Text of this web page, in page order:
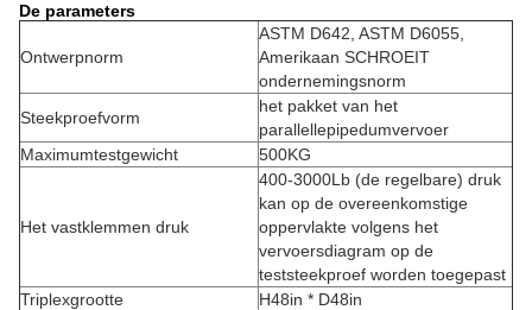
De parameters
Ontwerpnorm
ASTM D642, ASTM D6055,
Amerikaan SCHROEIT
ondernemingsnorm
Steekproefvorm
het pakket van het
parallellepipedumvervoer
Maximumtestgewicht
500KG
Het vastklemmen druk
400-3000Lb (de regelbare) druk
kan op de overeenkomstige
oppervlakte volgens het
vervoersdiagram op de
teststeekproef worden toegepast
Triplexgrootte
H48in * D48in